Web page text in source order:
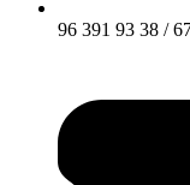
96 391 93 38 /